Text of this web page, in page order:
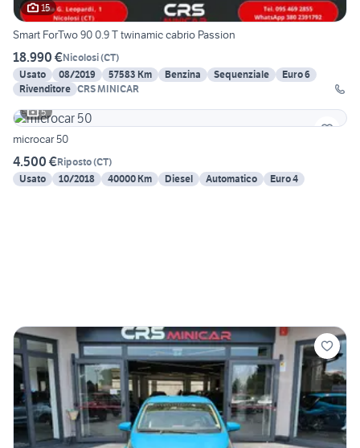
15
Smart ForTwo 90 0.9 T twinamic cabrio Passion
18.990 €Nicolosi(CT)
Usato
08/2019 57583 Km Benzina Sequenziale
Euro 6
Rivenditore CRS MINICAR
5
microcar 50
4.500 €Riposto(CT)
Usato
10/2018 40000 Km Diesel Automatico Euro 4